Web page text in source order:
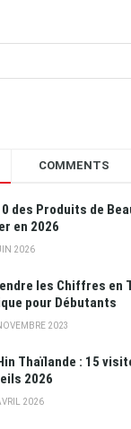
COMMENTS
des Produits de
en 2026
2026
les Chiffres en
pour Débutants
2023
Thaïlande : 15
2026
2026